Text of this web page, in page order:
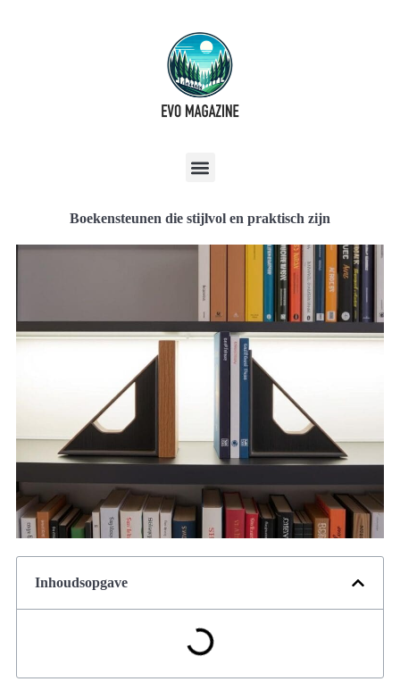
Boekensteunen die stijlvol en praktisch zijn
Inhoudsopgave